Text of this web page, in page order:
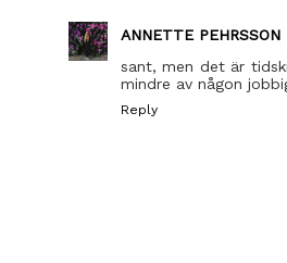
ANNETTE PEHRSSON
sant, men det är
mindre av någon
Reply